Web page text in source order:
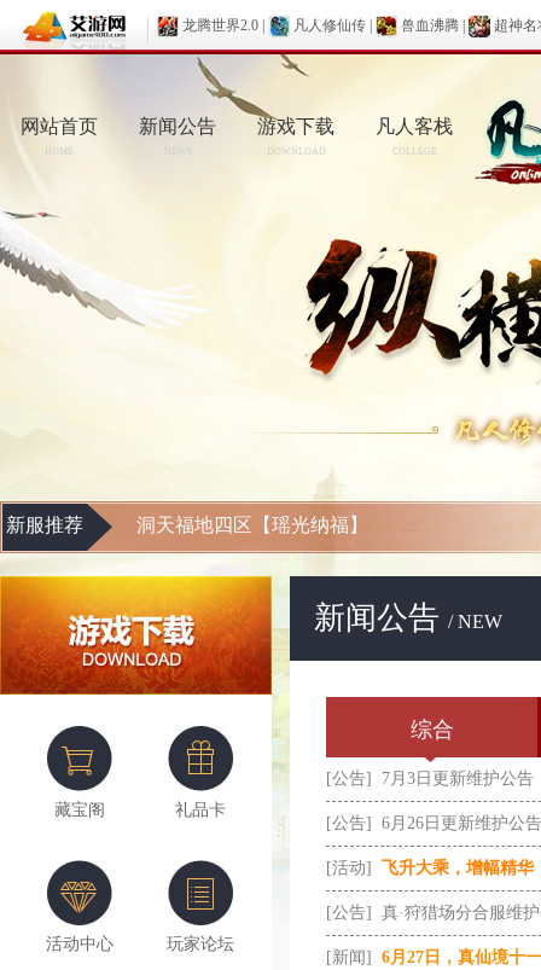
龙腾世界2.0 凡人修仙传 兽血沸腾 超神名
网站首页
HOME
新闻公告
NEWS
游戏下载
DOWNLOAD
凡人客栈
COLLEGE
新服推荐 洞天福地四区【瑶光纳福】
藏宝阁 礼品卡
活动中心 玩家论坛
新闻公告 / NEW
综合
[公告] 7月3日更新维护公告
[公告] 6月26日更新维护公告
[活动] 飞升大乘，增幅精华
[公告] 真·狩猎场分合服维
[新闻] 6月27日，真仙境十